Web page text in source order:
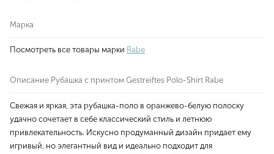
Марка
Посмотреть все товары марки Rabe
Описание Рубашка с принтом Gestreiftes Polo-Shirt Rabe
Свежая и яркая, эта рубашка-поло в оранжево-белую полоску
удачно сочетает в себе классический стиль и летнюю
привлекательность. Искусно продуманный дизайн придает ему
игривый, но элегантный вид и идеально подходит для